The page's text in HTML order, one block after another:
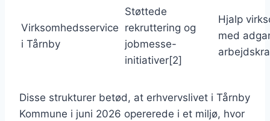
Virksomhedsservice
i Tårnby
Støttede
rekruttering og
jobmesse-
initiativer[2]
Hjalp
med
Disse strukturer betød, at erhvervslivet i Tårnby
Kommune i juni 2026 opererede i et miljø, hvor